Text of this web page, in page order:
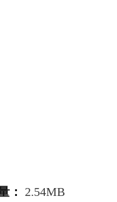
：
2.54MB